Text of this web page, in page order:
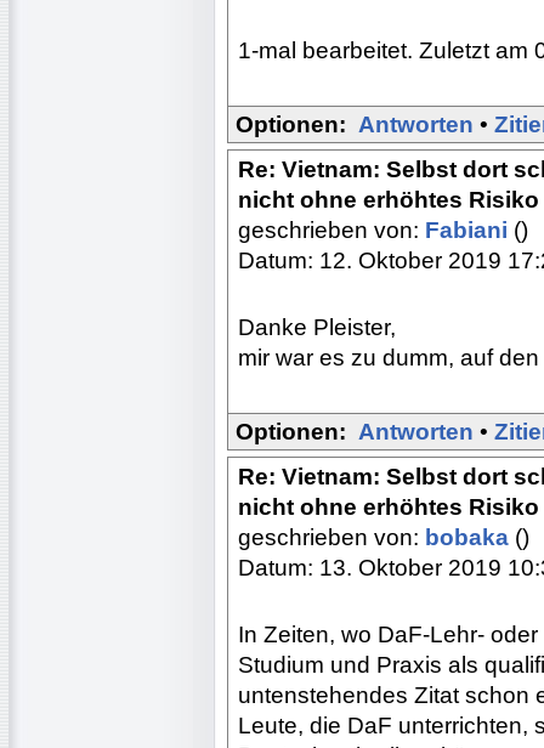
1-mal bearbeitet. Zuletzt am
Optionen: Antworten •
Re: Vietnam: Selbst dort
nicht ohne erhöhtes
geschrieben von: Fabiani ()
Datum: 12. Oktober 2019
Danke Pleister,
mir war es zu dumm, auf
Optionen: Antworten •
Re: Vietnam: Selbst dort
nicht ohne erhöhtes
geschrieben von: bobaka ()
Datum: 13. Oktober 2019
In Zeiten, wo DaF-Lehr-
Studium und Praxis als
untenstehendes Zitat schon
Leute, die DaF unterrichten,